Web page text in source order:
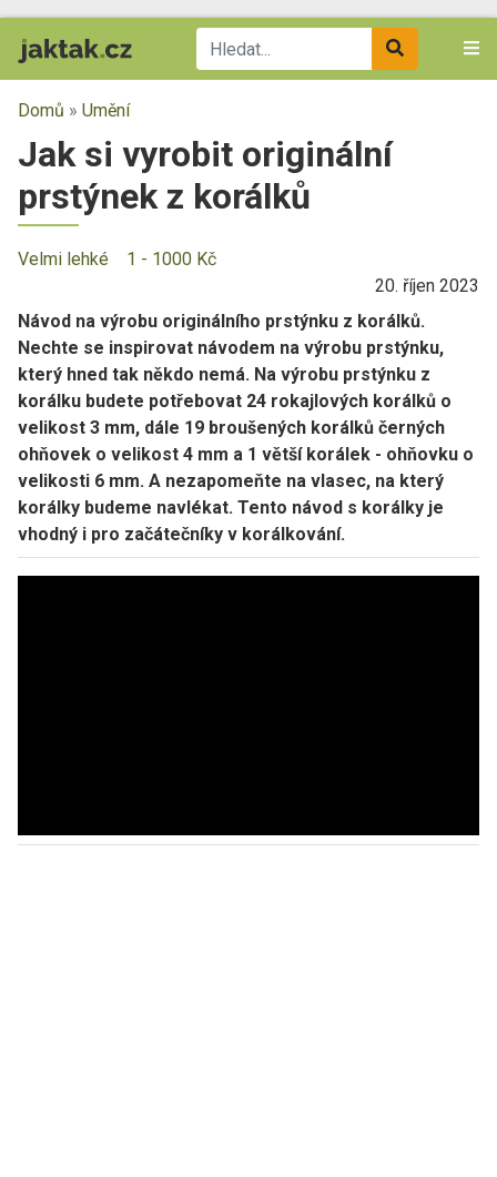
Domů » Umění
Jak si vyrobit originální
prstýnek z korálků
Velmi lehké
1 - 1000 Kč
20. říjen 2023
Návod na výrobu originálního prstýnku z korálků.
Nechte se inspirovat návodem na výrobu prstýnku,
který hned tak někdo nemá. Na výrobu prstýnku z
korálku budete potřebovat 24 rokajlových korálků o
velikost 3 mm, dále 19 broušených korálků černých
ohňovek o velikost 4 mm a 1 větší korálek - ohňovku o
velikosti 6 mm. A nezapomeňte na vlasec, na který
korálky budeme navlékat. Tento návod s korálky je
vhodný i pro začátečníky v korálkování.